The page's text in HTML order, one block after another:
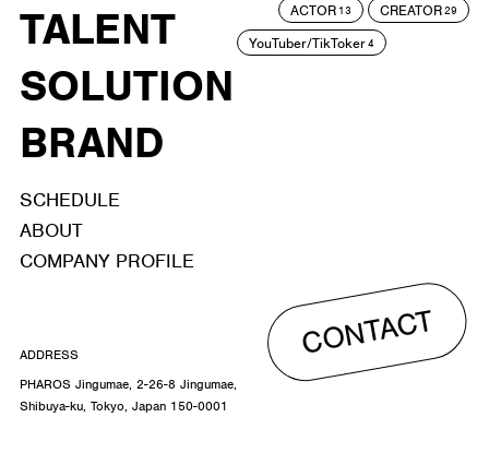
TALENT
SOLUTION
BRAND
ACTOR 13 CREATOR29
YouTuber/TikToker4
SCHEDULE
ABOUT
COMPANY PROFILE
CONTACT
ADDRESS
PHAROS Jingumae, 2-26-8 Jingumae,
Shibuya-ku, Tokyo, Japan 150-0001